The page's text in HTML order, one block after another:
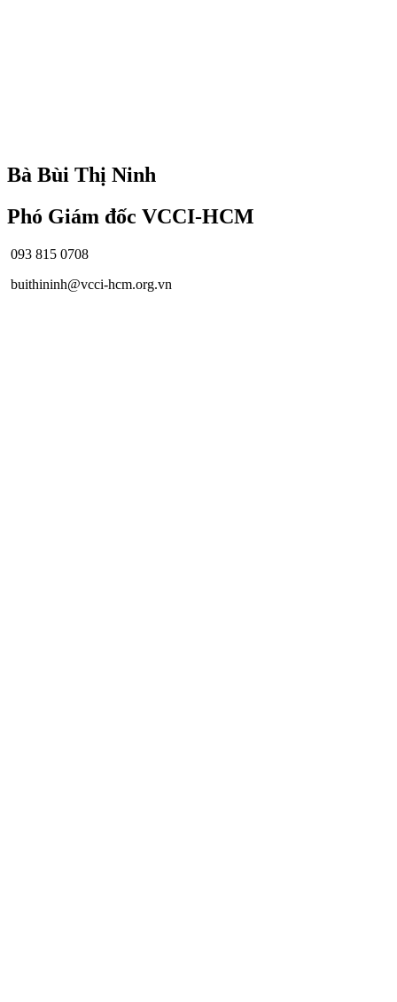
Bà Bùi Thị Ninh
Phó Giám đốc VCCI-HCM
093 815 0708
buithininh@vcci-hcm.org.vn